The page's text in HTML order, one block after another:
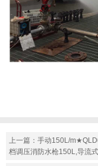
上一篇： 手动150L/
档调压消防水枪150L,导流